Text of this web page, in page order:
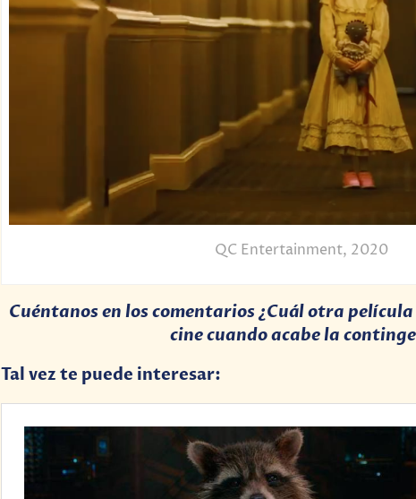
QC Entertainment, 2020
Cuéntanos en los comentarios ¿Cuál otra película
cine cuando acabe la
Tal vez te puede interesar: